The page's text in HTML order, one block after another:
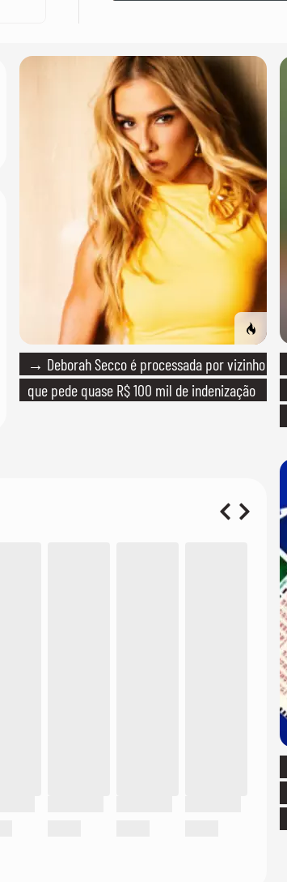
→ Deborah Secco é processada por vizinho
que pede quase R$ 100 mil de indenização